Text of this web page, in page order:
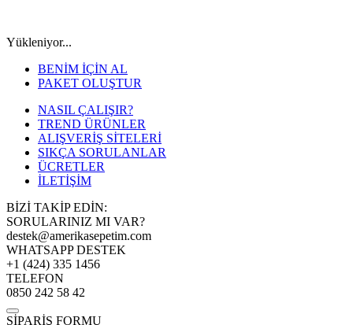
Yükleniyor...
BENİM İÇİN AL
PAKET OLUŞTUR
NASIL ÇALIŞIR?
TREND ÜRÜNLER
ALIŞVERİŞ SİTELERİ
SIKÇA SORULANLAR
ÜCRETLER
İLETİŞİM
BİZİ TAKİP EDİN:
SORULARINIZ MI VAR?
destek@amerikasepetim.com
WHATSAPP DESTEK
+1 (424) 335 1456
TELEFON
0850 242 58 42
SİPARİŞ FORMU